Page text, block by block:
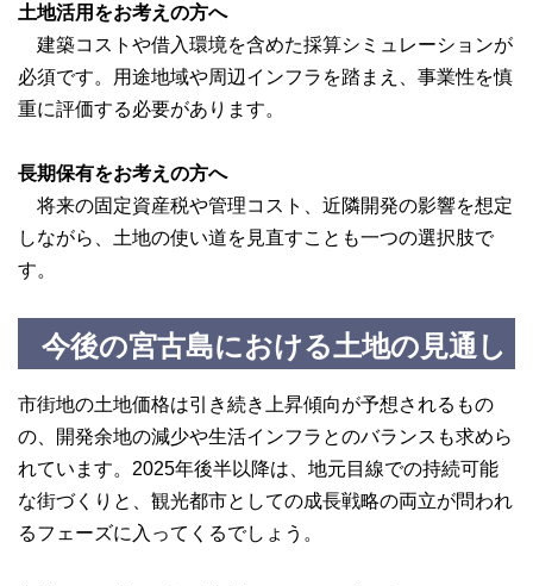
土地活用をお考えの方へ
建築コストや借入環境を含めた採算シミュレーションが
必須です。用途地域や周辺インフラを踏まえ、事業性を慎
重に評価する必要があります。
長期保有をお考えの方へ
将来の固定資産税や管理コスト、近隣開発の影響を想定
しながら、土地の使い道を見直すことも一つの選択肢で
す。
今後の宮古島における土地の見通し
市街地の土地価格は引き続き上昇傾向が予想されるもの
の、開発余地の減少や生活インフラとのバランスも求めら
れています。2025年後半以降は、地元目線での持続可能
な街づくりと、観光都市としての成長戦略の両立が問われ
るフェーズに入ってくるでしょう。